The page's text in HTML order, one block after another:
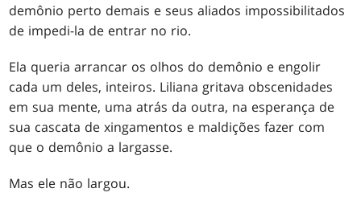
demônio perto demais e seus aliados impossibilitados
de impedi-la de entrar no rio.
Ela queria arrancar os olhos do demônio e engolir
cada um deles, inteiros. Liliana gritava obscenidades
em sua mente, uma atrás da outra, na esperança de
sua cascata de xingamentos e maldições fazer com
que o demônio a largasse.
Mas ele não largou.